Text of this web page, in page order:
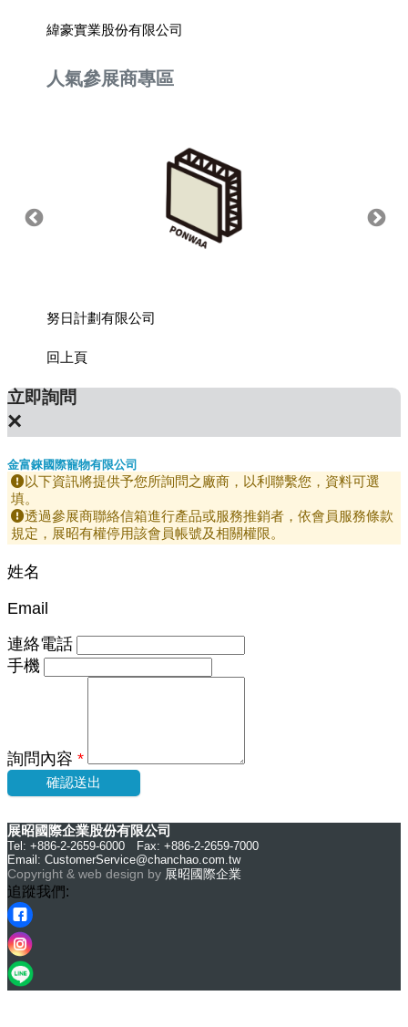
緯豪實業股份有限公司
人氣參展商專區
努日計劃有限公司
回上頁
立即詢問
×
金富錸國際寵物有限公司
以下資訊將提供予您所詢問之廠商，以利聯繫您，資料可選
填。
透過參展商聯絡信箱進行產品或服務推銷者，依會員服務條款
規定，展昭有權停用該會員帳號及相關權限。
姓名
Email
連絡電話
手機
詢問內容 *
確認送出
展昭國際企業股份有限公司
Tel: +886-2-2659-6000 Fax: +886-2-2659-7000
Email: CustomerService@chanchao.com.tw
Copyright & web design by 展昭國際企業
追蹤我們: